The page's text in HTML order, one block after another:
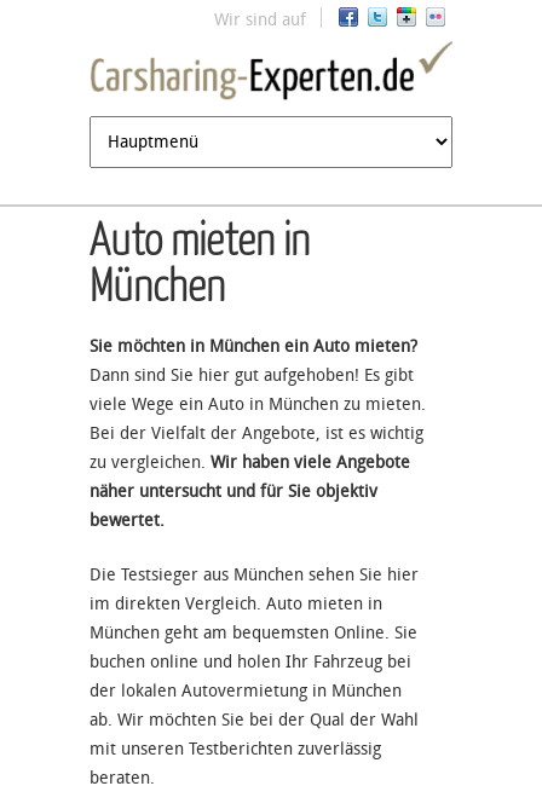
Jump to navigation
Wir sind auf
Auto mieten in
München
Sie möchten in München ein Auto mieten?
Dann sind Sie hier gut aufgehoben! Es gibt
viele Wege ein Auto in München zu mieten.
Bei der Vielfalt der Angebote, ist es wichtig
zu vergleichen. Wir haben viele Angebote
näher untersucht und für Sie objektiv
bewertet.
Die Testsieger aus München sehen Sie hier
im direkten Vergleich. Auto mieten in
München geht am bequemsten Online. Sie
buchen online und holen Ihr Fahrzeug bei
der lokalen Autovermietung in München
ab. Wir möchten Sie bei der Qual der Wahl
mit unseren Testberichten zuverlässig
beraten.